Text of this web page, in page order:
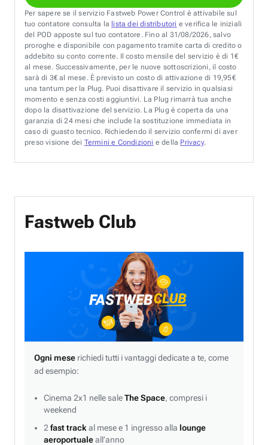
Per sapere se il servizio Fastweb Power Control è attivabile sul
tuo contatore consulta la lista dei distributori e verifica le iniziali
del POD apposte sul tuo contatore. Fino al 31/08/2026, salvo
proroghe e disponibile con pagamento tramite carta di credito o
addebito su conto corrente. Il costo mensile del servizio è di 1€
al mese. Successivamente, per le nuove sottoscrizioni, il costo
sarà di 3€ al mese. È previsto un costo di attivazione di 19,95€
una tantum per la Plug. Puoi disattivare il servizio in qualsiasi
momento e senza costi aggiuntivi. La Plug rimarrà tua anche
dopo la disattivazione del servizio. La Plug è coperta da una
garanzia di 24 mesi che include la sostituzione immediata in
caso di guasto tecnico. Richiedendo il servizio confermi di aver
preso visione dei Termini e Condizioni e della Privacy.
Fastweb Club
Ogni mese richiedi tutti i vantaggi dedicate a te, come
ad esempio:
Cinema 2x1 nelle saleThe Space, compresi i
weekend
2 fast track al mese e 1 ingresso alla lounge
aeroportualeall’anno